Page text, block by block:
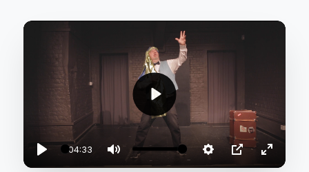
04:33
Mute Settings
PIP
Enter
Play